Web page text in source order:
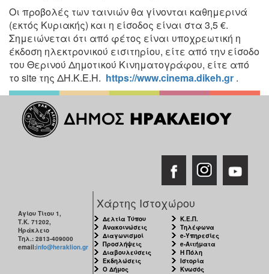
Οι προβολές των ταινιών θα γίνονται καθημερινά
(εκτός Κυριακής) και η είσοδος είναι στα 3,5 €.
Σημειώνεται ότι από φέτος είναι υποχρεωτική η
έκδοση ηλεκτρονικού εισιτηρίου, είτε από την είσοδο
του Θερινού Δημοτικού Κινηματογράφου, είτε από
το site της ΔΗ.Κ.Ε.Η. https://www.cinema.dikeh.gr .
Αγίου Τίτου 1,
Τ.Κ. 71202,
Ηράκλειο
Τηλ.: 2813-409000
email:info@heraklion.gr
Χάρτης Ιστοχώρου
Δελτία Τύπου
Ανακοινώσεις
Διαγωνισμοί
Προσλήψεις
Διαβουλεύσεις
Εκδηλώσεις
Ο Δήμος
Κ.Ε.Π.
Τηλέφωνα
e-Υπηρεσίες
e-Αιτήματα
Η Πόλη
Ιστορία
Κνωσός